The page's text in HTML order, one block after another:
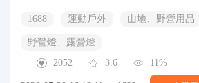
1688 運動戶外 山地、野營用品
野營燈、露營燈
2052
3.6 11%